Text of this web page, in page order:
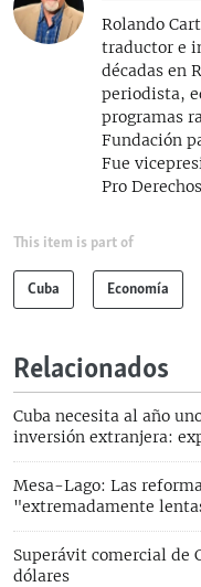
Rolando
traductor e
décadas en
periodista,
programas
Fundación
Fue
Pro
This item is part of
Cuba Economía
Relacionados
Cuba necesita al año
inversión extranjera:
Mesa-Lago: Las
"extremadamente
Superávit comercial de
dólares